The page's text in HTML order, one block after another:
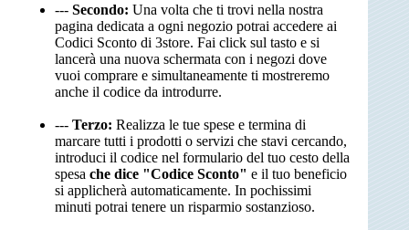
--- Secondo: Una volta che ti trovi nella nostra
pagina dedicata a ogni negozio potrai accedere ai
Codici Sconto di 3store. Fai click sul tasto e si
lancerà una nuova schermata con i negozi dove
vuoi comprare e simultaneamente ti mostreremo
anche il codice da introdurre.
--- Terzo: Realizza le tue spese e termina di
marcare tutti i prodotti o servizi che stavi cercando,
introduci il codice nel formulario del tuo cesto della
spesa che dice "Codice Sconto" e il tuo beneficio
si applicherà automaticamente. In pochissimi
minuti potrai tenere un risparmio sostanzioso.